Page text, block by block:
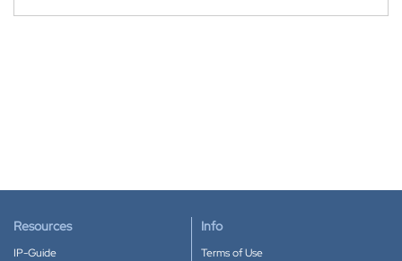
Resources
IP-Guide
Info
Terms of Use